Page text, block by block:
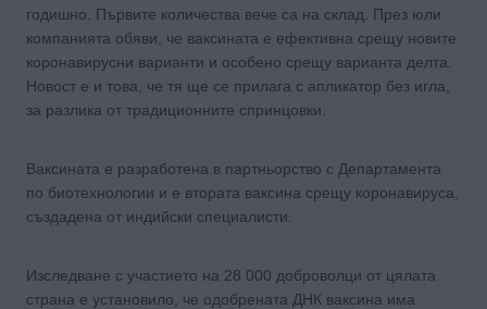
годишно. Първите количества вече са на склад. През юли
компанията обяви, че ваксината е ефективна срещу новите
коронавирусни варианти и особено срещу варианта делта.
Новост е и това, че тя ще се прилага с апликатор без игла,
за разлика от традиционните спринцовки.
Ваксината е разработена в партньорство с Департамента
по биотехнологии и е втората ваксина срещу коронавируса,
създадена от индийски специалисти.
Изследване с участието на 28 000 доброволци от цялата
страна е установило, че одобрената ДНК ваксина има